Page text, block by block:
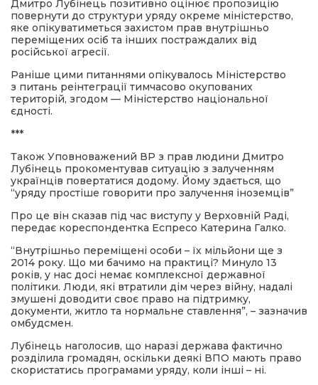
Дмитро Лубінець позитивно оцінює пропозицію
повернути до структури уряду окреме міністерство,
яке опікуватиметься захистом прав внутрішньо
переміщених осіб та інших постраждалих від
російської агресії.
Раніше цими питаннями опікувалось Міністерство
з питань реінтеграції тимчасово окупованих
територій, згодом — Міністерство національної
єдності.
***
Також Уповноважений ВР з прав людини Дмитро
Лубінець прокоментував ситуацію з залученням
українців повертатися додому. Йому здається, що
“уряду простіше говорити про залучення іноземців”
Про це він сказав під час виступу у Верховній Раді,
передає кореспондентка Еспресо Катерина Галко.
“Внутрішньо переміщені особи – їх мільйони ще з
2014 року. Що ми бачимо на практиці? Минуло 13
років, у нас досі немає комплексної державної
політики. Люди, які втратили дім через війну, надалі
змушені доводити своє право на підтримку,
документи, житло та нормальне ставлення”, – зазначив
омбудсмен.
Лубінець наголосив, що наразі держава фактично
розділила громадян, оскільки деякі ВПО мають право
скористатись програмами уряду, коли інші – ні.